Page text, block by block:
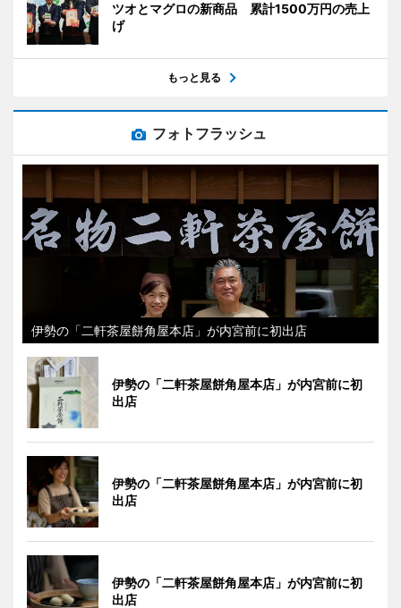
ツオとマグロの新商品 累計1500万円の売上
げ
もっと見る
フォトフラッシュ
伊勢の「二軒茶屋餅角屋本店」が内宮前に初出店
伊勢の「二軒茶屋餅角屋本店」が内宮前に初
出店
伊勢の「二軒茶屋餅角屋本店」が内宮前に初
出店
伊勢の「二軒茶屋餅角屋本店」が内宮前に初
出店